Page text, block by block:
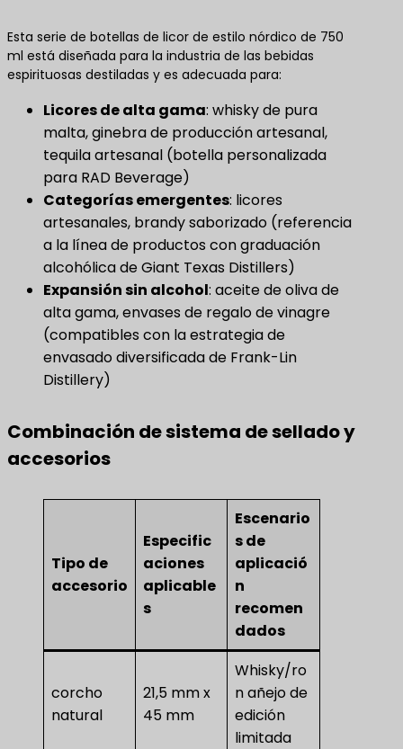
Esta serie de botellas de licor de estilo nórdico de 750
ml está diseñada para la industria de las bebidas
espirituosas destiladas y es adecuada para:
​Licores de alta gama​: whisky de pura
malta, ginebra de producción artesanal,
tequila artesanal (botella personalizada
para RAD Beverage)
Categorías emergentes​: licores
artesanales, brandy saborizado (referencia
a la línea de productos con graduación
alcohólica de Giant Texas Distillers)
Expansión sin alcohol​: aceite de oliva de
alta gama, envases de regalo de vinagre
(compatibles con la estrategia de
envasado diversificada de Frank-Lin
Distillery)
Combinación de sistema de sellado y
accesorios
Tipo de
accesorio
Especific
aciones
aplicable
s
Escenario
s de
aplicació
n
recomen
dados
corcho
natural
21,5 mm x
45 mm
Whisky/ro
n añejo de
edición
limitada